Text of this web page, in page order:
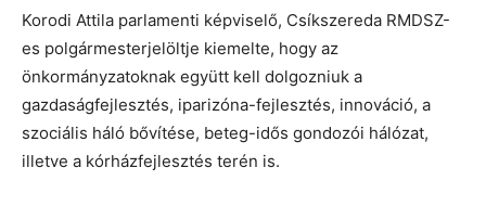
Korodi Attila parlamenti képviselő, Csíkszereda RMDSZ-
es polgármesterjelöltje kiemelte, hogy az
önkormányzatoknak együtt kell dolgozniuk a
gazdaságfejlesztés, iparizóna-fejlesztés, innováció, a
szociális háló bővítése, beteg-idős gondozói hálózat,
illetve a kórházfejlesztés terén is.